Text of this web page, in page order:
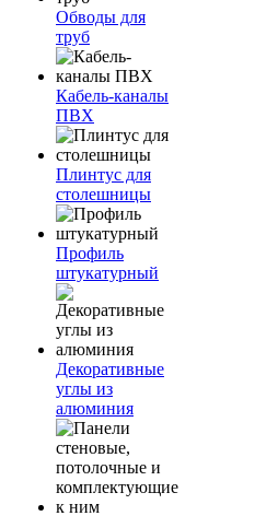
Обводы для
труб
Кабель-каналы
ПВХ
Плинтус для
столешницы
Профиль
штукатурный
Декоративные
углы из
алюминия